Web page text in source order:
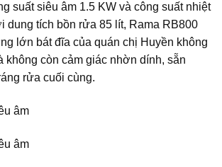
suất siêu âm 1.5 KW và công suất nhiệt
dung tích bồn rửa 85 lít, Rama RB800
lớn bát đĩa của quán chị Huyền không
không còn cảm giác nhờn dính, sẵn
rửa cuối cùng.